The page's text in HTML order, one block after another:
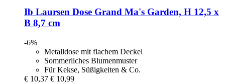
Ib Laursen Dose Grand Ma's Garden, H 12,5 x
B 8,7 cm
-6%
Metalldose mit flachem Deckel
Sommerliches Blumenmuster
Für Kekse, Süßigkeiten & Co.
€ 10,37 € 10,99